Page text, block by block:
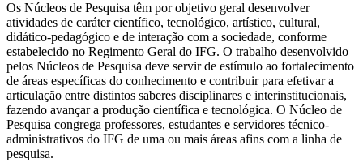
Os Núcleos de Pesquisa têm por objetivo geral desenvolver
atividades de caráter científico, tecnológico, artístico, cultural,
didático-pedagógico e de interação com a sociedade, conforme
estabelecido no Regimento Geral do IFG. O trabalho desenvolvido
pelos Núcleos de Pesquisa deve servir de estímulo ao fortalecimento
de áreas específicas do conhecimento e contribuir para efetivar a
articulação entre distintos saberes disciplinares e interinstitucionais,
fazendo avançar a produção científica e tecnológica. O Núcleo de
Pesquisa congrega professores, estudantes e servidores técnico-
administrativos do IFG de uma ou mais áreas afins com a linha de
pesquisa.